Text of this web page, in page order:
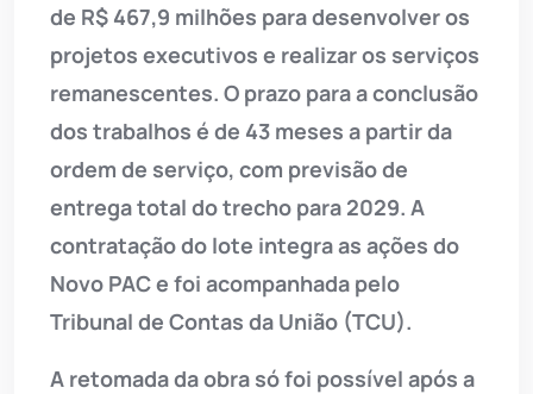
de R$ 467,9 milhões para desenvolver os
projetos executivos e realizar os serviços
remanescentes. O prazo para a conclusão
dos trabalhos é de 43 meses a partir da
ordem de serviço, com previsão de
entrega total do trecho para 2029. A
contratação do lote integra as ações do
Novo PAC e foi acompanhada pelo
Tribunal de Contas da União (TCU).
A retomada da obra só foi possível após a